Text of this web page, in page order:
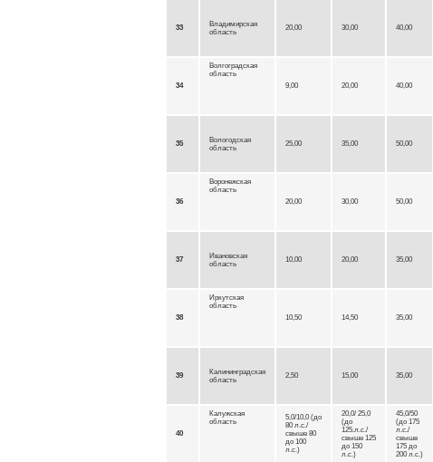
33
Владимирская
область
20,00 30,00 40,00
34
Волгоградская
область
9,00
20,00 40,00
35
Вологодская
область
25,00 35,00 50,00
36
Воронежская
область
20,00
30,00 50,00
37
Ивановская
область
10,00 20,00 35,00
38
Иркутская
область
10,50
14,50 35,00
39
Калининградская
область
2,50 15,00 35,00
40
Калужская
область
5,0/10,0 (до
80 л.с./
свыше 80
до 100
л.с.)
20,0/ 25,0
(до
125.л.с./
свыше 125
до 150
л.с.)
45,0/50
(до 175
л.с./
свыше
175 до
200 л.с.)